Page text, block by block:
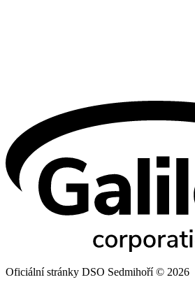
Oficiální stránky DSO Sedmihoří © 2026